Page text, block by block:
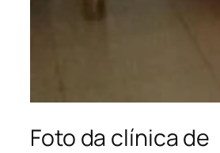
Foto da clínica de